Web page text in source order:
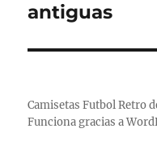
siguiente:
antiguas
Camisetas Futbol Retro
Funciona gracias a